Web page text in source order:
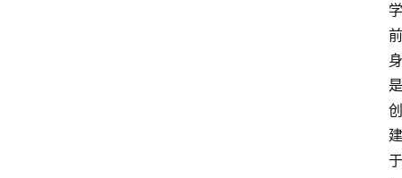
学
前
身
是
创
建
于